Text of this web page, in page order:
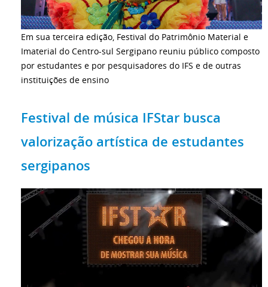
Em sua terceira edição, Festival do Patrimônio Material e
Imaterial do Centro-sul Sergipano reuniu público composto
por estudantes e por pesquisadores do IFS e de outras
instituições de ensino
Festival de música IFStar busca
valorização artística de estudantes
sergipanos